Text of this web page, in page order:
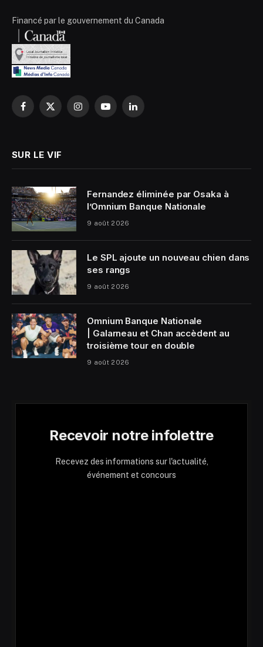
Financé par le gouvernement du Canada
Facebook
X
InstagramYouTubeLinkedIn
SUR LE VIF
Fernandez éliminée par Osaka à
l’Omnium Banque Nationale
9 août 2026
Le SPL ajoute un nouveau chien dans
ses rangs
9 août 2026
Omnium Banque Nationale
| Galarneau et Chan accèdent au
troisième tour en double
9 août 2026
Recevoir notre infolettre
Recevez des informations sur l'actualité,
événement et concours